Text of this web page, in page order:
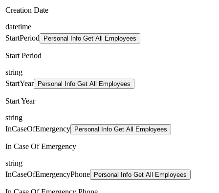
Creation Date
datetime
StartPeriod
Personal Info Get All Employees
Start Period
string
StartYear
Personal Info Get All Employees
Start Year
string
InCaseOfEmergency
Personal Info Get All Employees
In Case Of Emergency
string
InCaseOfEmergencyPhone
Personal Info Get All Employees